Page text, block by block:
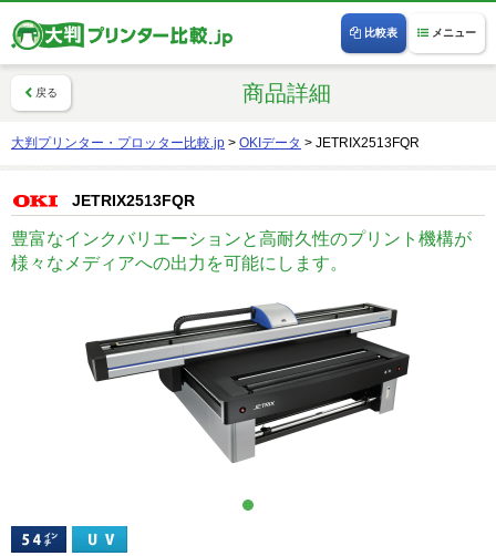
メニュー
比較表
戻る 商品詳細
大判プリンター・プロッター比較.jp > OKIデータ > JETRIX2513FQR
JETRIX2513FQR
豊富なインクバリエーションと高耐久性のプリント機構が
様々なメディアへの出力を可能にします。